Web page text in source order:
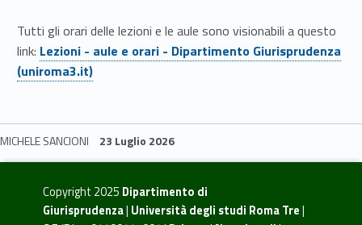
Tutti gli orari delle lezioni e le aule sono visionabili a questo
link: Link identifier #identifier__140114-64
Lezioni - aule e orari - Dipartimento Giurisprudenza
(uniroma3.it)
MICHELE SANCIONI 23 Luglio 2026
Skip back to navigation
Copyright 2025 Dipartimento di
Giurisprudenza| Università degli studi Roma Tre|